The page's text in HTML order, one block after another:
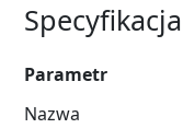
Parametr
Nazwa